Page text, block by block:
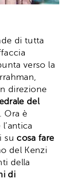
di tutta
verso la
direzione
del
Ora è
sucosa fare
del Kenzi
della
di